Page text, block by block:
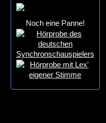
Noch eine Panne!